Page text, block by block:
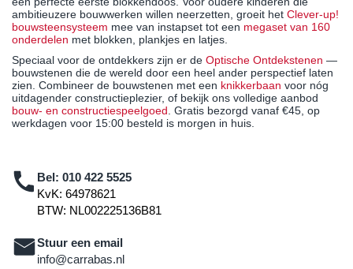
ambitieuzere bouwwerken willen neerzetten, groeit het Clever-up!
bouwsteensysteem mee van instapset tot een megaset van 160
onderdelen met blokken, plankjes en latjes.
Speciaal voor de ontdekkers zijn er de Optische Ontdekstenen —
bouwstenen die de wereld door een heel ander perspectief laten
zien. Combineer de bouwstenen met een knikkerbaan voor nóg
uitdagender constructieplezier, of bekijk ons volledige aanbod
bouw- en constructiespeelgoed. Gratis bezorgd vanaf €45, op
werkdagen voor 15:00 besteld is morgen in huis.
Bel: 010 422 5525
KvK: 64978621
BTW: NL002225136B81
Stuur een email
info@carrabas.nl